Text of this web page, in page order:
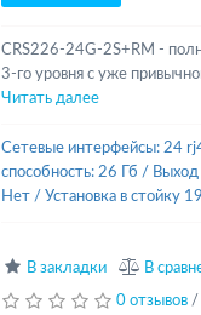
CRS226-24G-2S+RM -
3-го уровня с уже
Читать далее
Сетевые интерфейсы: 24
способность: 26 Гб /
Нет / Установка в стойку
В закладки В
0 отзывов /